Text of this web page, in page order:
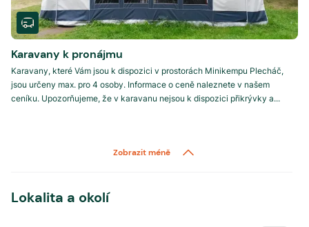
Karavany k pronájmu
Karavany, které Vám jsou k dispozici v prostorách Minikempu Plecháč,
jsou určeny max. pro 4 osoby. Informace o ceně naleznete v našem
ceníku. Upozorňujeme, že v karavanu nejsou k dispozici přikrývky a...
Zobrazit méně
Lokalita a okolí